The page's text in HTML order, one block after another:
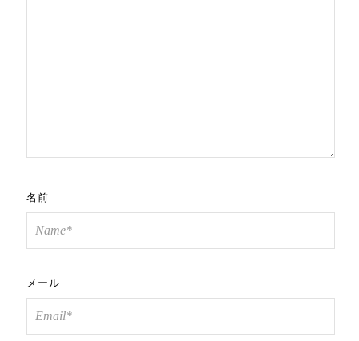
名前
メール